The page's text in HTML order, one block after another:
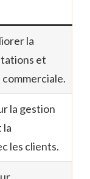
la
et
la gestion
la
les clients.